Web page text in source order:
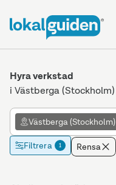
Hyra verkstad
i Västberga (Stockholm)
Västberga (Stockholm)
Filtrera 1 Rensa